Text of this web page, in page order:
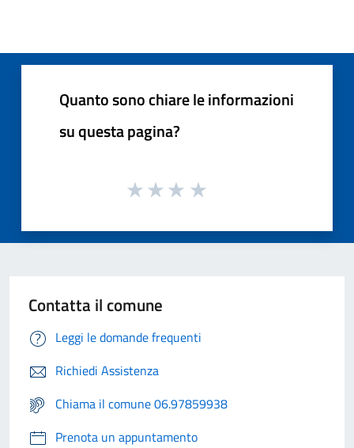
Quanto sono chiare le informazioni
su questa pagina?
Contatta il comune
Leggi le domande frequenti
Richiedi Assistenza
Chiama il comune 06.97859938
Prenota un appuntamento